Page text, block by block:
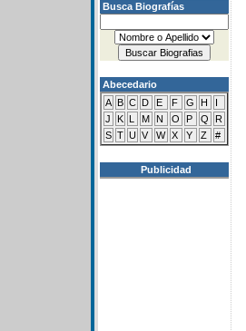
Busca Biografías
Abecedario
A B C D E F G H
I
J
K L M N O P Q
R
S T U V W X Y Z #
Publicidad